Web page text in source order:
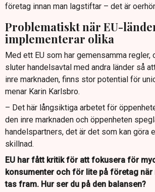
företag innan man lagstiftar – det är
Problematiskt när EU-
implementerar olika
Med ett EU som har gemensamma regler,
sluter handelsavtal med andra länder så
inre marknaden, finns stor potential för
menar Karin Karlsbro.
– Det här långsiktiga arbetet för
den inre marknaden och öppenheten
handelspartners, det är det som kan göra
skillnad.
EU har fått kritik för att fokusera för
konsumenter och för lite på företag
tas fram. Hur ser du på den balansen?